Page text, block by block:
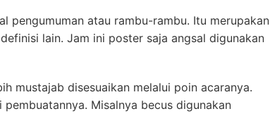
pengumuman atau rambu-rambu. Itu merupakan
lain. Jam ini poster saja angsal digunakan
mustajab disesuaikan melalui poin acaranya.
Misalnya becus digunakan